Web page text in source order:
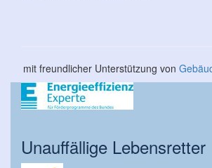
mit freundlicher Unterstützung von
Unauffällige Lebensretter